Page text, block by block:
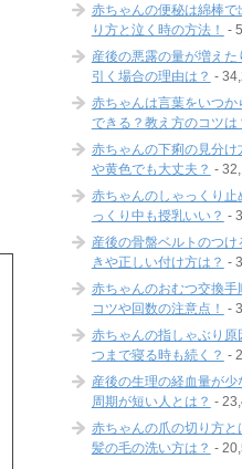
赤ちゃんの便秘は綿棒
り方と泣く時の方法！ -
産後の悪露の量が増え
引く場合の理由は？ -
赤ちゃんは言葉をいつ
できる？教え方のコツは
赤ちゃんの下痢の見分け
や黄色でも大丈夫？ -
赤ちゃんのしゃっくり止
っくり中も授乳いい？ -
産後の骨盤ベルトのつけ
きや正しい付け方は？ -
赤ちゃんのおむつ交換
コツや回数の注意点！ -
赤ちゃんの指しゃぶり
つまで寝る時も続く？ -
産後の生理の経血量が
周期が短い人とは？ -
赤ちゃんの爪の切り方
髪の毛の洗い方は？ -